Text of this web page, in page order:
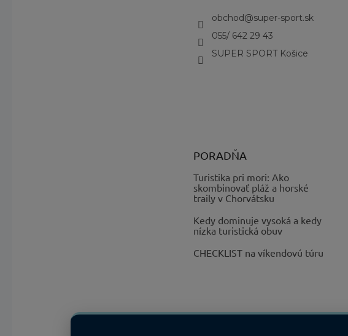
obchod@super-sport.sk
055/ 642 29 43
SUPER SPORT Košice
PORADŇA
Turistika pri mori: Ako
skombinovať pláž a horské
traily v Chorvátsku
Kedy dominuje vysoká a kedy
nízka turistická obuv
CHECKLIST na víkendovú túru